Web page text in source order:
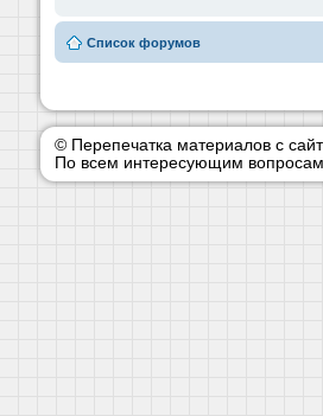
Список форумов
© Перепечатка материалов с
По всем интересующим